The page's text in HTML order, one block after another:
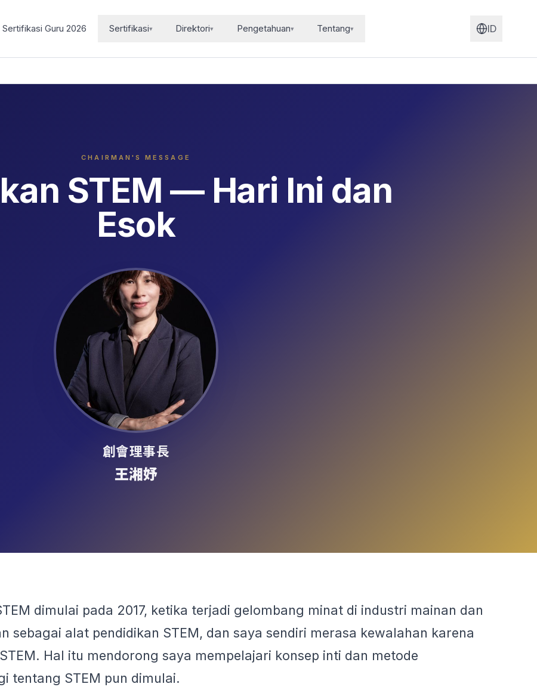
Sertifikasi Guru 2026 Sertifikasi▾ Direktori▾ Pengetahuan▾ Tentang▾ ID
CHAIRMAN'S MESSAGE
STEM — Hari Ini dan
Esok
創會理事長
王湘妤
dimulai pada 2017, ketika terjadi gelombang minat di industri mainan dan
sebagai alat pendidikan STEM, dan saya sendiri merasa kewalahan karena
Hal itu mendorong saya mempelajari konsep inti dan metode
tentang STEM pun dimulai.